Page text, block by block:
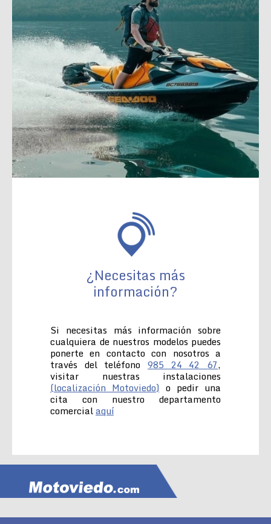
¿Necesitas más
información?
Si necesitas más información sobre
cualquiera de nuestros modelos puedes
ponerte en contacto con nosotros a
través del teléfono 985 24 42 67,
visitar nuestras instalaciones
(localización Motoviedo) o pedir una
cita con nuestro departamento
comercialaquí